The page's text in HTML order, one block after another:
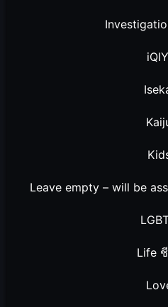
Leave empty – will be
Life